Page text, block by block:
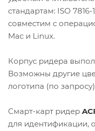
стандартам: ISO 7816-
совместим с
Mac и Linux.
Корпус ридера
Возможны другие
логотипа (по
Смарт-карт ридер
для идентификации,